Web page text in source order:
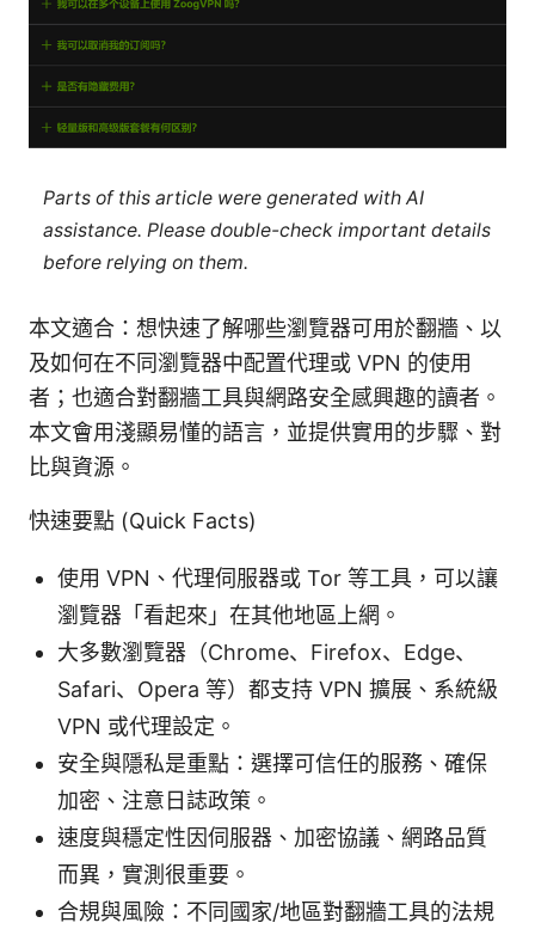
Parts of this article were generated with AI
assistance. Please double-check important details
before relying on them.
本文適合：想快速了解哪些瀏覽器可用於翻牆、以
及如何在不同瀏覽器中配置代理或 VPN 的使用
者；也適合對翻牆工具與網路安全感興趣的讀者。
本文會用淺顯易懂的語言，並提供實用的步驟、對
比與資源。
快速要點 (Quick Facts)
使用 VPN、代理伺服器或 Tor 等工具，可以讓
瀏覽器「看起來」在其他地區上網。
大多數瀏覽器（Chrome、Firefox、Edge、
Safari、Opera 等）都支持 VPN 擴展、系統級
VPN 或代理設定。
安全與隱私是重點：選擇可信任的服務、確保
加密、注意日誌政策。
速度與穩定性因伺服器、加密協議、網路品質
而異，實測很重要。
合規與風險：不同國家/地區對翻牆工具的法規